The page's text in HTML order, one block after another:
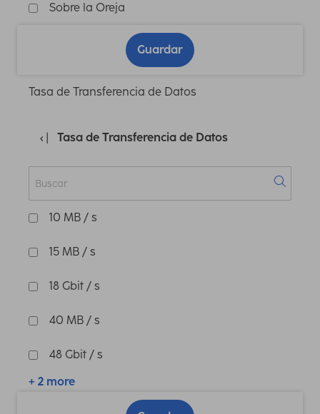
Sobre la Oreja
Guardar
Tasa de Transferencia de Datos
Tasa de Transferencia de Datos
10 MB / s
15 MB / s
18 Gbit / s
40 MB / s
48 Gbit / s
+ 2 more